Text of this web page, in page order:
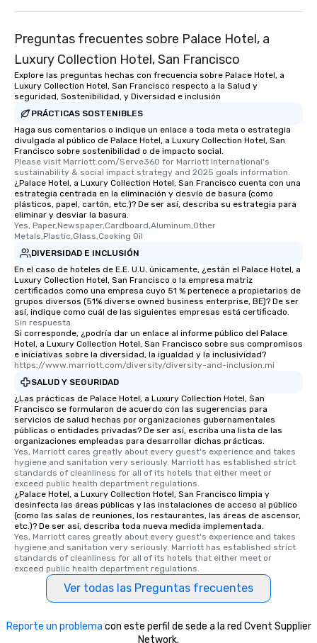
Preguntas frecuentes sobre Palace Hotel, a
Luxury Collection Hotel, San Francisco
Explore las preguntas hechas con frecuencia sobre Palace Hotel, a
Luxury Collection Hotel, San Francisco respecto a la Salud y
seguridad, Sostenibilidad, y Diversidad e inclusión
PRÁCTICAS SOSTENIBLES
Haga sus comentarios o indique un enlace a toda meta o estrategia
divulgada al público de Palace Hotel, a Luxury Collection Hotel, San
Francisco sobre sostenibilidad o de impacto social.
Please visit Marriott.com/Serve360 for Marriott International's
sustainability & social impact strategy and 2025 goals information.
¿Palace Hotel, a Luxury Collection Hotel, San Francisco cuenta con una
estrategia centrada en la eliminación y desvío de basura (como
plásticos, papel, cartón, etc.)? De ser así, describa su estrategia para
eliminar y desviar la basura.
Yes, Paper,Newspaper,Cardboard,Aluminum,Other
Metals,Plastic,Glass,Cooking Oil
DIVERSIDAD E INCLUSIÓN
En el caso de hoteles de E.E. U.U. únicamente, ¿están el Palace Hotel, a
Luxury Collection Hotel, San Francisco o la empresa matriz
certificados como una empresa cuyo 51 % pertenece a propietarios de
grupos diversos (51% diverse owned business enterprise, BE)? De ser
así, indique como cuál de las siguientes empresas está certificado.
Sin respuesta.
Si corresponde, ¿podría dar un enlace al informe público del Palace
Hotel, a Luxury Collection Hotel, San Francisco sobre sus compromisos
e iniciativas sobre la diversidad, la igualdad y la inclusividad?
https://www.marriott.com/diversity/diversity-and-inclusion.mi
SALUD Y SEGURIDAD
¿Las prácticas de Palace Hotel, a Luxury Collection Hotel, San
Francisco se formularon de acuerdo con las sugerencias para
servicios de salud hechas por organizaciones gubernamentales
públicas o entidades privadas? De ser así, escriba una lista de las
organizaciones empleadas para desarrollar dichas prácticas.
Yes, Marriott cares greatly about every guest's experience and takes
hygiene and sanitation very seriously. Marriott has established strict
standards of cleanliness for all of its hotels that either meet or
exceed public health department regulations.
¿Palace Hotel, a Luxury Collection Hotel, San Francisco limpia y
desinfecta las áreas públicas y las instalaciones de acceso al público
(como las salas de reuniones, los restaurantes, las áreas de ascensor,
etc.)? De ser así, describa toda nueva medida implementada.
Yes, Marriott cares greatly about every guest's experience and takes
hygiene and sanitation very seriously. Marriott has established strict
standards of cleanliness for all of its hotels that either meet or
exceed public health department regulations.
Ver todas las Preguntas frecuentes
Reporte un problema con este perfil de sede a la red Cvent Supplier
Network.